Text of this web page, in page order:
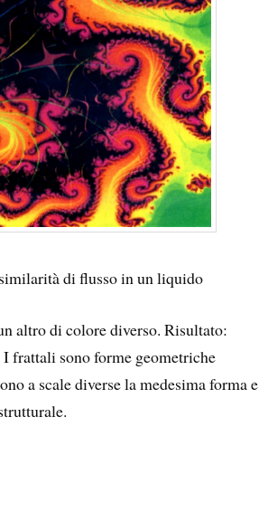
di flusso in un liquido
altro di colore diverso. Risultato:
frattali sono forme geometriche
a scale diverse la medesima forma e